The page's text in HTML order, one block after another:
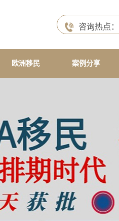
咨询热点：
欧洲移民 案例分享